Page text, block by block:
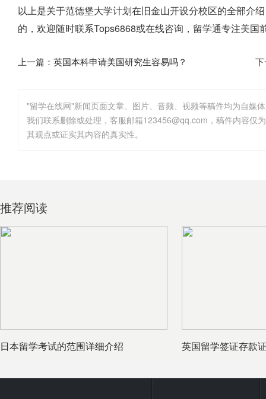
以上是关于范德堡大学计划在旧金山开设分校区的全部介
的，欢迎随时联系Tops6868或在线咨询，留学通专注美
上一篇： 英国本科申请美国研究生容易吗？
"留学在线网"新闻页面文章、图片、音频、视频等稿件均为自媒
其观点或证实其内容的真实性。
推荐阅读
日本留学考试的范围详细介绍 英国留学签证存款